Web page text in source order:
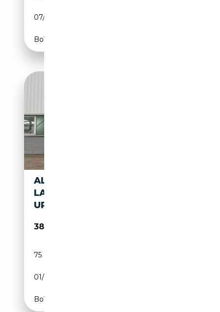
07/2013
Boîte automatique
ALPINA B7 ALPINA B7
LANG/360°/21ZOLL/HEAD
UP/LEDER PACKET
38 999€
75 110 km
01/2013
Boîte automatique